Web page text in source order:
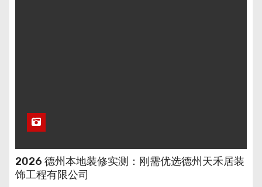
2026 德州本地装修实测：刚需优选德州天禾居装
饰工程有限公司